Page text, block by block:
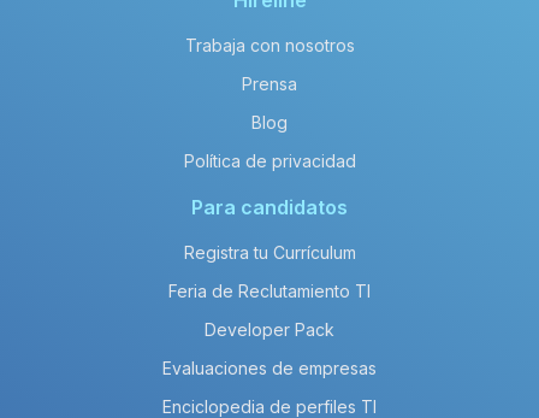
Trabaja con nosotros
Prensa
Blog
Política de privacidad
Para candidatos
Registra tu Currículum
Feria de Reclutamiento TI
Developer Pack
Evaluaciones de empresas
Enciclopedia de perfiles TI